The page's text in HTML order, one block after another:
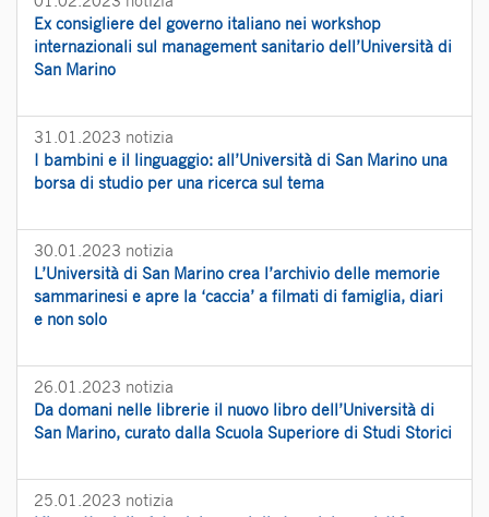
Ex consigliere del governo italiano nei workshop
internazionali sul management sanitario dell’Università di
San Marino
31.01.2023 notizia
I bambini e il linguaggio: all’Università di San Marino una
borsa di studio per una ricerca sul tema
30.01.2023 notizia
L’Università di San Marino crea l’archivio delle memorie
sammarinesi e apre la ‘caccia’ a filmati di famiglia, diari
e non solo
26.01.2023 notizia
Da domani nelle librerie il nuovo libro dell’Università di
San Marino, curato dalla Scuola Superiore di Studi Storici
25.01.2023 notizia